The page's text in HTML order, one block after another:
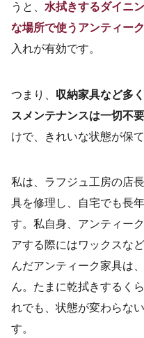
うと、 水拭きするダイニ
な場所で使うアンティー
入れが有効です。
つまり、 収納家具など多
スメンテナンスは一切不要
けで、きれいな状態が保て
私は、ラフジュ工房の店
具を修理し、自宅でも長
す。私自身、アンティー
アする際にはワックスな
んだアンティーク家具は
ん。たまに乾拭きするく
れでも、状態が変わらな
す。